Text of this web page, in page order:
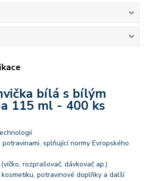
bílá s bílým
115 ml - 400 ks
splňující normy Evropského
rozprašovač, dávkovač ap.)
potravinové doplňky a další